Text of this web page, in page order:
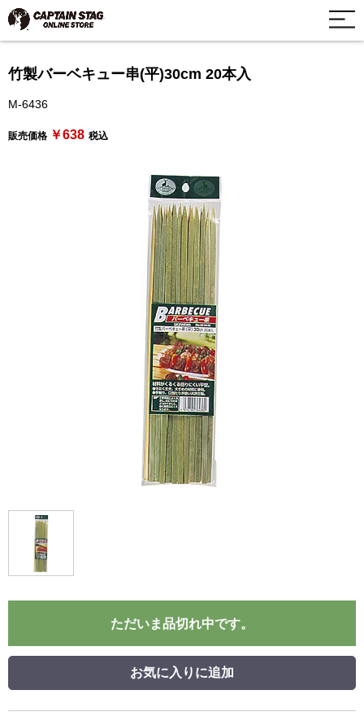
竹製バーベキュー串(平)30cm 20本入
M-6436
販売価格 ￥638 税込
ただいま品切れ中です。
お気に入りに追加